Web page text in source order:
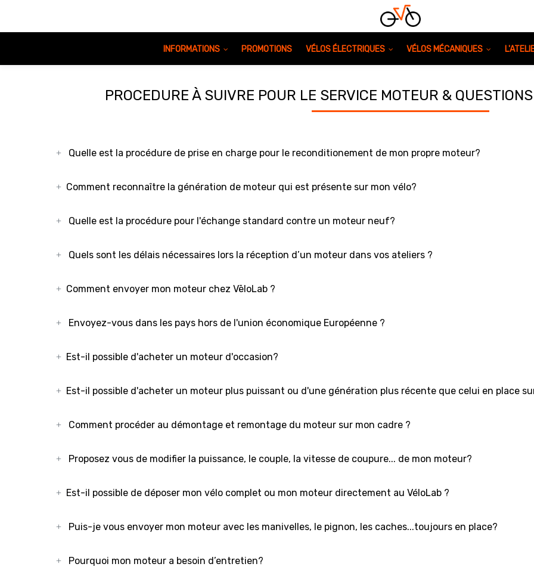
INFORMATIONS PROMOTIONS VÉLOS ÉLECTRIQUES VÉLOS MÉCANIQUES
PROCEDURE À SUIVRE POUR LE SERVICE MOTEUR &
Quelle est la procédure de prise en charge pour le reconditionement de mon propre moteur?
Comment reconnaître la génération de moteur qui est présente sur mon vélo?
Quelle est la procédure pour l'échange standard contre un moteur neuf?
Quels sont les délais nécessaires lors la réception d’un moteur dans vos ateliers ?
Comment envoyer mon moteur chez VēloLab ?
Envoyez-vous dans les pays hors de l'union économique Européenne ?
Est-il possible d'acheter un moteur d'occasion?
Est-il possible d'acheter un moteur plus puissant ou d'une génération plus récente que celui en place
Comment procéder au démontage et remontage du moteur sur mon cadre ?
Proposez vous de modifier la puissance, le couple, la vitesse de coupure... de mon moteur?
Est-il possible de déposer mon vélo complet ou mon moteur directement au VéloLab ?
Puis-je vous envoyer mon moteur avec les manivelles, le pignon, les caches...toujours en place?
Pourquoi mon moteur a besoin d’entretien?